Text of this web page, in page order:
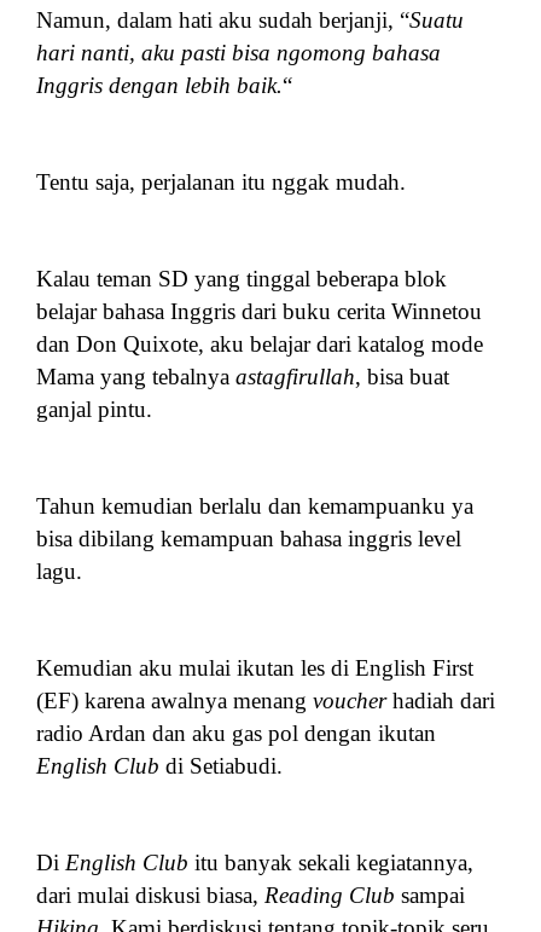
Namun, dalam hati aku sudah berjanji, “Suatu
hari nanti, aku pasti bisa ngomong bahasa
Inggris dengan lebih baik.“
Tentu saja, perjalanan itu nggak mudah.
Kalau teman SD yang tinggal beberapa blok
belajar bahasa Inggris dari buku cerita Winnetou
dan Don Quixote, aku belajar dari katalog mode
Mama yang tebalnya astagfirullah, bisa buat
ganjal pintu.
Tahun kemudian berlalu dan kemampuanku ya
bisa dibilang kemampuan bahasa inggris level
lagu.
Kemudian aku mulai ikutan les di English First
(EF) karena awalnya menang voucherhadiah dari
radio Ardan dan aku gas pol dengan ikutan
English Club di Setiabudi.
Di English Club itu banyak sekali kegiatannya,
dari mulai diskusi biasa, Reading Club sampai